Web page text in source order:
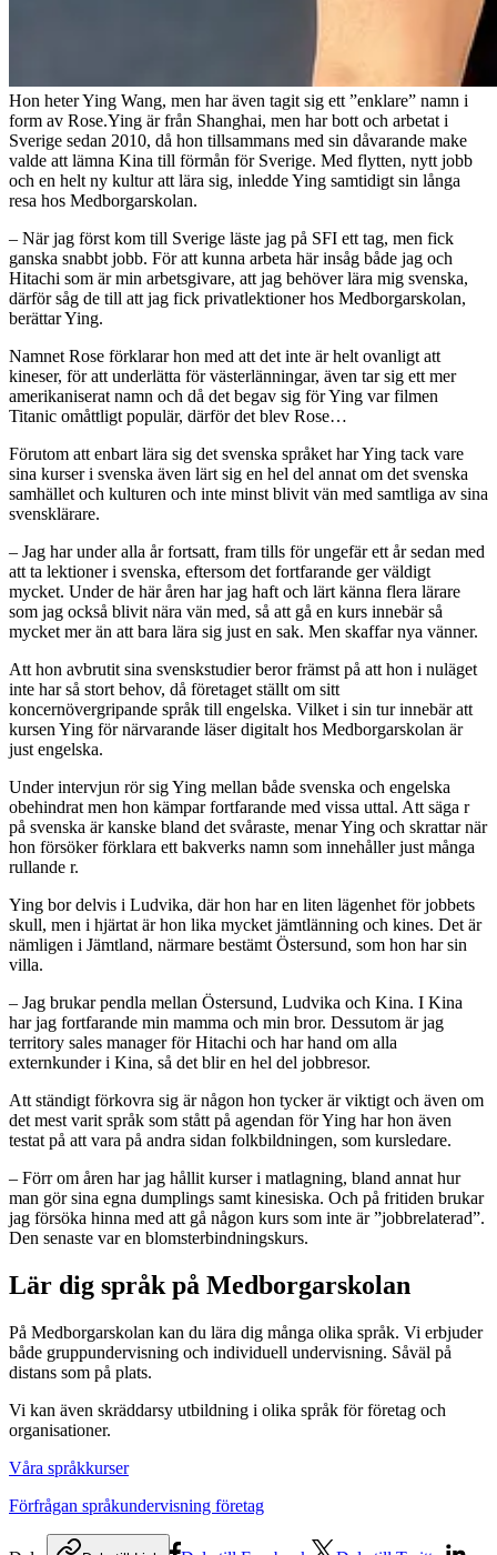
Hon heter Ying Wang, men har även tagit sig ett ”enklare” namn i
form av Rose.Ying är från Shanghai, men har bott och arbetat i
Sverige sedan 2010, då hon tillsammans med sin dåvarande make
valde att lämna Kina till förmån för Sverige. Med flytten, nytt jobb
och en helt ny kultur att lära sig, inledde Ying samtidigt sin långa
resa hos Medborgarskolan.
– När jag först kom till Sverige läste jag på SFI ett tag, men fick
ganska snabbt jobb. För att kunna arbeta här insåg både jag och
Hitachi som är min arbetsgivare, att jag behöver lära mig svenska,
därför såg de till att jag fick privatlektioner hos Medborgarskolan,
berättar Ying.
Namnet Rose förklarar hon med att det inte är helt ovanligt att
kineser, för att underlätta för västerlänningar, även tar sig ett mer
amerikaniserat namn och då det begav sig för Ying var filmen
Titanic omåttligt populär, därför det blev Rose…
Förutom att enbart lära sig det svenska språket har Ying tack vare
sina kurser i svenska även lärt sig en hel del annat om det svenska
samhället och kulturen och inte minst blivit vän med samtliga av sina
svensklärare.
– Jag har under alla år fortsatt, fram tills för ungefär ett år sedan med
att ta lektioner i svenska, eftersom det fortfarande ger väldigt
mycket. Under de här åren har jag haft och lärt känna flera lärare
som jag också blivit nära vän med, så att gå en kurs innebär så
mycket mer än att bara lära sig just en sak. Men skaffar nya vänner.
Att hon avbrutit sina svenskstudier beror främst på att hon i nuläget
inte har så stort behov, då företaget ställt om sitt
koncernövergripande språk till engelska. Vilket i sin tur innebär att
kursen Ying för närvarande läser digitalt hos Medborgarskolan är
just engelska.
Under intervjun rör sig Ying mellan både svenska och engelska
obehindrat men hon kämpar fortfarande med vissa uttal. Att säga r
på svenska är kanske bland det svåraste, menar Ying och skrattar när
hon försöker förklara ett bakverks namn som innehåller just många
rullande r.
Ying bor delvis i Ludvika, där hon har en liten lägenhet för jobbets
skull, men i hjärtat är hon lika mycket jämtlänning och kines. Det är
nämligen i Jämtland, närmare bestämt Östersund, som hon har sin
villa.
– Jag brukar pendla mellan Östersund, Ludvika och Kina. I Kina
har jag fortfarande min mamma och min bror. Dessutom är jag
territory sales manager för Hitachi och har hand om alla
externkunder i Kina, så det blir en hel del jobbresor.
Att ständigt förkovra sig är någon hon tycker är viktigt och även om
det mest varit språk som stått på agendan för Ying har hon även
testat på att vara på andra sidan folkbildningen, som kursledare.
– Förr om åren har jag hållit kurser i matlagning, bland annat hur
man gör sina egna dumplings samt kinesiska. Och på fritiden brukar
jag försöka hinna med att gå någon kurs som inte är ”jobbrelaterad”.
Den senaste var en blomsterbindningskurs.
Lär dig språk på Medborgarskolan
På Medborgarskolan kan du lära dig många olika språk. Vi erbjuder
både gruppundervisning och individuell undervisning. Såväl på
distans som på plats.
Vi kan även skräddarsy utbildning i olika språk för företag och
organisationer.
Våra språkkurser
Förfrågan språkundervisning företag